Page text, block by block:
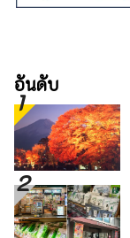
อันดับ